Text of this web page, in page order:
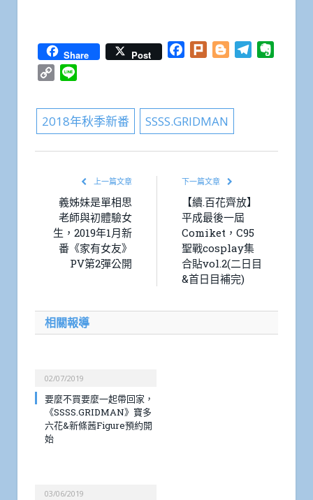
Share Post Facebook
Plurk BloggerTelegram
Copy
2018年秋季新番 SSSS.GRIDMAN
上一篇文章
義姊妹是單相思
老師與初體驗女
生，2019年1月新
番《家有女友》
PV第2彈公開
下一篇文章
【續.百花齊放】
平成最後一屆
Comiket，C95
聖戰cosplay集
合貼vol.2(二日目
&首日目補完)
相關報導
02/07/2019
要麼不買要麼一起帶回家，
《SSSS.GRIDMAN》寶多
六花&新條茜Figure預約開
始
03/06/2019